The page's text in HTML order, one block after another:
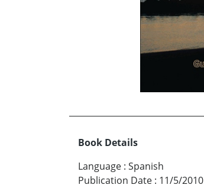
Book Details
Language : Spanish
Publication Date : 11/5/2010